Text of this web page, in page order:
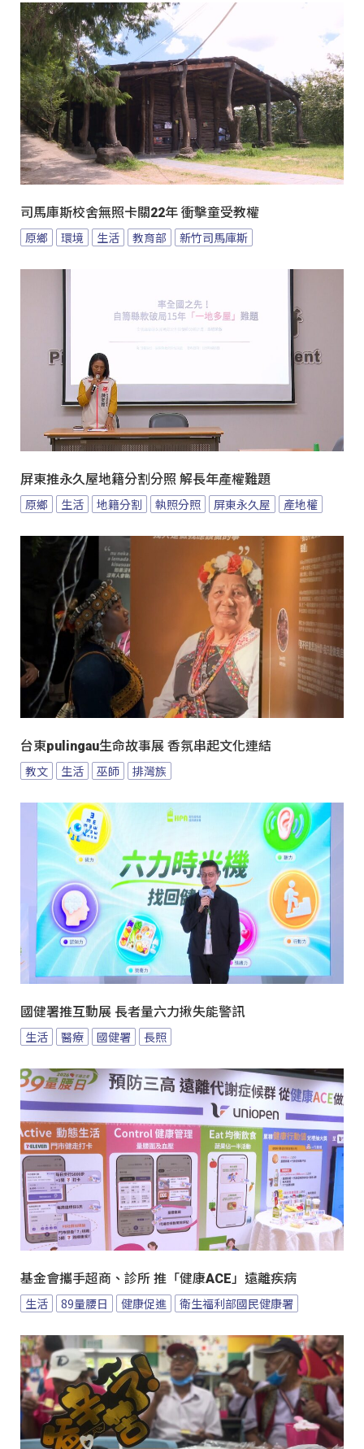
司馬庫斯校舍無照卡關22年 衝擊童受教權
原鄉 環境 生活 教育部 新竹司馬庫斯
屏東推永久屋地籍分割分照 解長年產權難題
原鄉 生活 地籍分割 執照分照 屏東永久屋 產地權
台東pulingau生命故事展 香氛串起文化連結
教文 生活 巫師 排灣族
國健署推互動展 長者量六力揪失能警訊
生活 醫療 國健署 長照
基金會攜手超商、診所 推「健康ACE」遠離疾病
生活 89量腰日 健康促進 衛生福利部國民健康署